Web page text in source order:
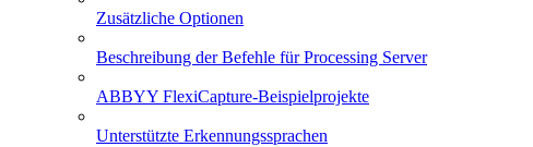
Zusätzliche Optionen
Beschreibung der Befehle für Processing Server
ABBYY FlexiCapture-Beispielprojekte
Unterstützte Erkennungssprachen